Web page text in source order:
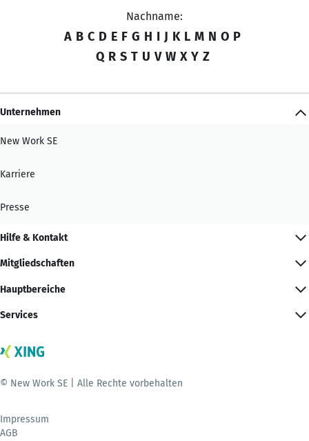
Nachname:
A B C D E F G H I J K L M N O P
Q R S T U V W X Y Z
Unternehmen
New Work SE
Karriere
Presse
Hilfe & Kontakt
Mitgliedschaften
Hauptbereiche
Services
© New Work SE | Alle Rechte vorbehalten
Impressum
AGB